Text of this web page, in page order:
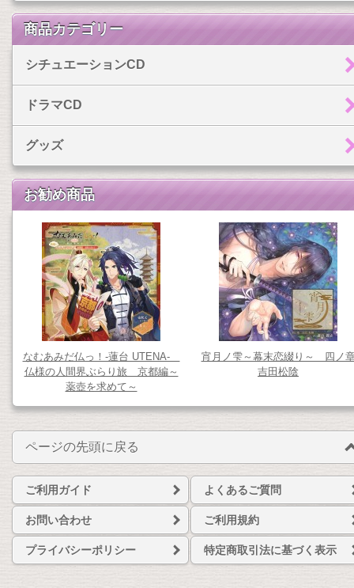
商品カテゴリー
シチュエーションCD
ドラマCD
グッズ
お勧め商品
なむあみだ仏っ！-蓮台 UTENA-
仏様の人間界ぶらり旅 京都編～
薬壺を求めて～
宵月ノ雫～幕末恋綴り～ 四ノ
吉田松陰
ページの先頭に戻る
ご利用ガイド よくあるご質問
お問い合わせ ご利用規約
プライバシーポリシー 特定商取引法に基づく表示